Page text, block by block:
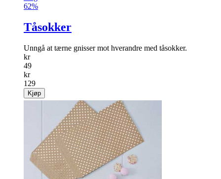
62%
Tåsokker
Unngå at tærne gnisser mot hverandre med tåsokker.
kr
49
kr
129
Kjøp